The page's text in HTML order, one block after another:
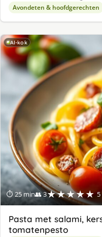
Avondeten & hoofdgerechten
AI-kok
⏱ 25 min👥 3★★★★★
Pasta met salami,
tomatenpesto